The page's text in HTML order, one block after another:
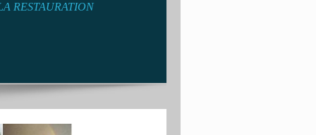
RESTAURATION